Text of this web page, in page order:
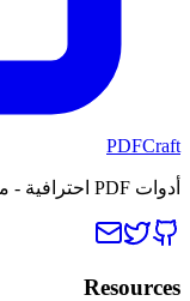
PDFCraft
أدوات PDF احترافية - مجانية وخاصة
Resources